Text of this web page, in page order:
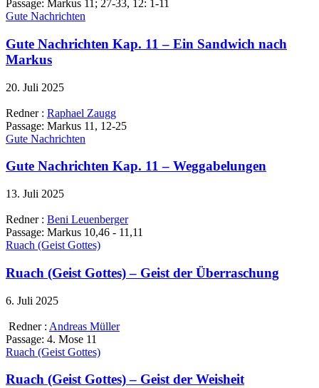
Passage: Markus 11; 27-33, 12: 1-11
Gute Nachrichten
Gute Nachrichten Kap. 11 – Ein Sandwich nach
Markus
20. Juli 2025
Redner : Raphael Zaugg
Passage: Markus 11, 12-25
Gute Nachrichten
Gute Nachrichten Kap. 11 – Weggabelungen
13. Juli 2025
Redner : Beni Leuenberger
Passage: Markus 10,46 - 11,11
Ruach (Geist Gottes)
Ruach (Geist Gottes) – Geist der Überraschung
6. Juli 2025
Redner : Andreas Müller
Passage: 4. Mose 11
Ruach (Geist Gottes)
Ruach (Geist Gottes) – Geist der Weisheit